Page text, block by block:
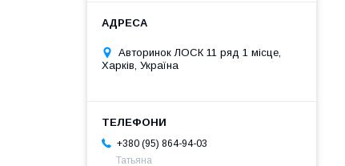
Авторинок ЛОСК 11 ряд 1 місце,
Харків, Україна
+380 (95) 864-94-03
Татьяна